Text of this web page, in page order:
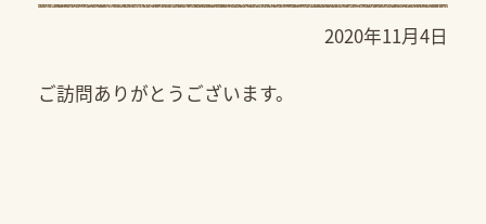
2020年11月4日
ご訪問ありがとうございます。